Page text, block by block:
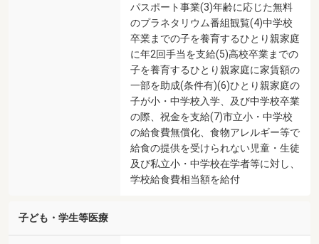
パスポート事業(3)年齢に応じた無料
のプラネタリウム番組観覧(4)中学校
卒業までの子を養育するひとり親家庭
に年2回手当を支給(5)高校卒業までの
子を養育するひとり親家庭に家賃額の
一部を助成(条件有)(6)ひとり親家庭の
子が小・中学校入学、及び中学校卒業
の際、祝金を支給(7)市立小・中学校
の給食費無償化、食物アレルギー等で
給食の提供を受けられない児童・生徒
及び私立小・中学校在学者等に対し、
学校給食費相当額を給付
子ども・学生等医療